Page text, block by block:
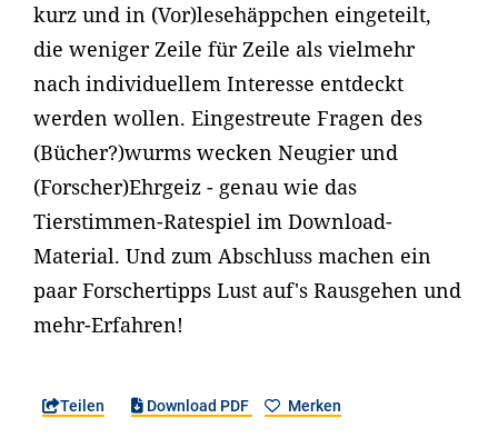
kurz und in (Vor)lesehäppchen eingeteilt,
die weniger Zeile für Zeile als vielmehr
nach individuellem Interesse entdeckt
werden wollen. Eingestreute Fragen des
(Bücher?)wurms wecken Neugier und
(Forscher)Ehrgeiz - genau wie das
Tierstimmen-Ratespiel im Download-
Material. Und zum Abschluss machen ein
paar Forschertipps Lust auf's Rausgehen und
mehr-Erfahren!
Teilen Download PDF Merken